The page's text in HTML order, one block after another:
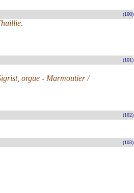
(100)
(101)
orgue - Marmoutier /
(102)
(103)